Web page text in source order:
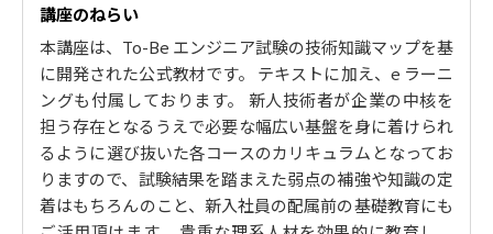
2. 電子回路の基礎
ダイオード回路 / 保護回路 / 整流回路 / 発光ダイオード
駆動回路 / 定電圧回路 / フィルタ回路の種類 / フィルタ
回路の特性（周波数伝達関数，ボード線図（振幅特
性，位相特性）） / アナログ・フィルタ回路 / ディアイ
たる・フィルタ回路 / オペアンプ回路（オペアンプの基
本的な増幅回路） / 演算増幅回路（ボルテージフォロア
回路） / 増幅回路 / 演算回路 / 信号変換回路（発振回
講座のねらい
本講座は、To-Be エンジニア試験の技術知識マップを基
に開発された公式教材です。 テキストに加え、e ラーニ
ングも付属しております。 新人技術者が企業の中核を
担う存在となるうえで必要な幅広い基盤を身に着けられ
るように選び抜いた各コースのカリキュラムとなってお
りますので、試験結果を踏まえた弱点の補強や知識の定
着はもちろんのこと、新入社員の配属前の基礎教育にも